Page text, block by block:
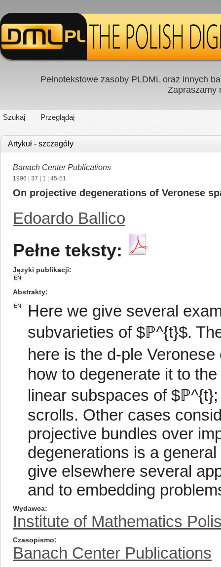
Pełnotekstowe zasoby PLDML oraz innych
Zapraszamy
Szukaj Przeglądaj
Artykuł - szczegóły
Banach Center Publications
1996 37 1 | 45-51
On projective degenerations of Veronese
Edoardo Ballico
Pełne teksty:
Języki publikacji
EN
Abstrakty
EN
Here we give several
subvarieties of $ℙ^{t}$.
here is the d-ple
how to degenerate it to
linear subspaces of
scrolls. Other cases
projective bundles over
degenerations is a
give elsewhere several
and to embedding
Wydawca
Institute of Mathematics
Czasopismo
Banach Center Publications